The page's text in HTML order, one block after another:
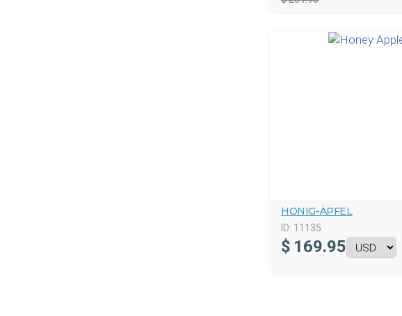
HONIG-ÄPFEL
ID: 11135
$ 169.95